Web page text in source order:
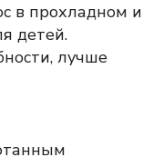
в прохладном и
детей.
лучше